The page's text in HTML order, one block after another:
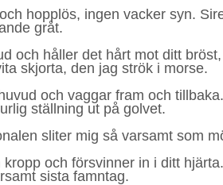
hopplös, ingen vacker syn.
gråt.
och håller det hårt mot ditt
skjorta, den jag strök i morse.
och vaggar fram och
ställning ut på golvet.
sliter mig så varsamt som
och försvinner in i ditt
sista famntag.